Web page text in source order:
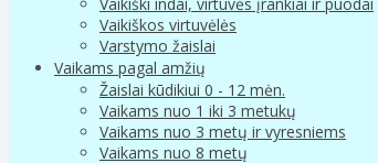
Vaikiškos virtuvėlės
Varstymo žaislai
Vaikams pagal amžių
Žaislai kūdikiui 0 - 12 mėn.
Vaikams nuo 1 iki 3 metukų
Vaikams nuo 3 metų ir vyresniems
Vaikams nuo 8 metų